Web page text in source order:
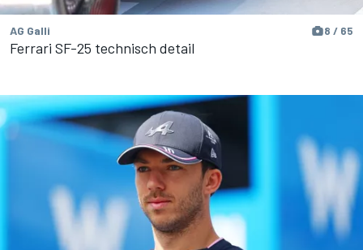
AG Galli 8 / 65
Ferrari SF-25 technisch detail